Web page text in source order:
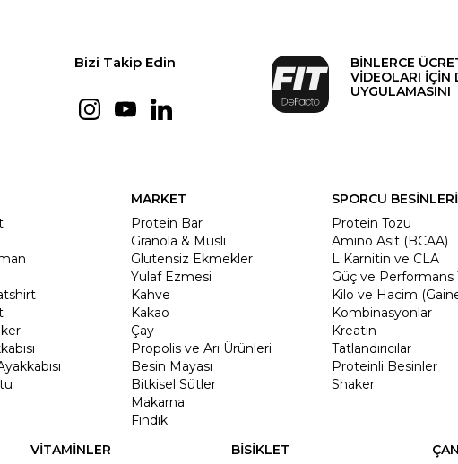
Bizi Takip Edin
BİNLERCE
VİDEOLARI İÇİN
UYGULAMASINI
MARKET
Protein Bar
Granola & Müsli
Glutensiz Ekmekler
Yulaf Ezmesi
Kahve
Kakao
Çay
Propolis ve Arı Ürünleri
Besin Mayası
Bitkisel Sütler
Makarna
Fındık
SPORCU BESİNLERİ
Protein Tozu
Amino Asit (BCAA)
L Karnitin ve CLA
Güç ve Performans
Kilo ve Hacim
Kombinasyonlar
Kreatin
Tatlandırıcılar
Proteinli Besinler
Shaker
VİTAMİNLER
BİSİKLET